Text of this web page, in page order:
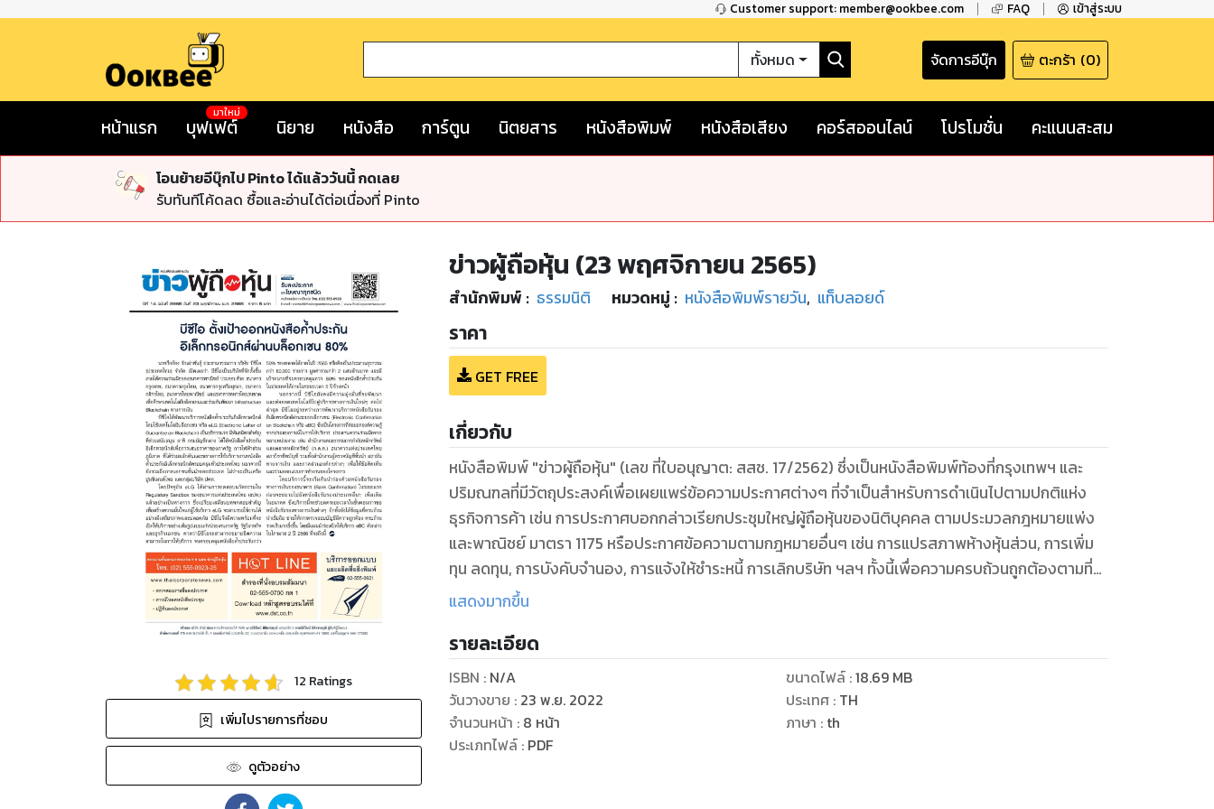
Customer support: member@ookbee.com FAQ เข้าสู่ระบบ
ทั้งหมด จัดการอีบุ๊ก ตะกร้า (0)
หน้าแรก บุฟเฟต์
มาใหม่
นิยาย หนังสือ การ์ตูน นิตยสาร หนังสือพิมพ์ หนังสือเสียง คอร์สออนไลน์ โปรโมชั่น คะแนนสะสม
โอนย้ายอีบุ๊กไป Pinto ได้แล้ววันนี้ กดเลย
รับทันทีโค้ดลด ซื้อและอ่านได้ต่อเนื่องที่ Pinto
12 Ratings
เพิ่มไปรายการที่ชอบ
ดูตัวอย่าง
ข่าวผู้ถือหุ้น (23 พฤศจิกายน 2565)
สำนักพิมพ์ : ธรรมนิติ หมวดหมู่ : หนังสือพิมพ์รายวัน, แท็บลอยด์
ราคา
GET FREE
เกี่ยวกับ
หนังสือพิมพ์ "ข่าวผู้ถือหุ้น" (เลข ที่ใบอนุญาต: สสช. 17/2562) ซึ่งเป็นหนังสือพิมพ์ท้องที่กรุงเทพฯ และ
ปริมณฑลที่มีวัตถุประสงค์เพื่อเผยแพร่ข้อความประกาศต่างๆ ที่จำเป็นสำหรับการดำเนินไปตามปกติแห่ง
ธุรกิจการค้า เช่น การประกาศบอกกล่าวเรียกประชุมใหญ่ผู้ถือหุ้นของนิติบุคคล ตามประมวลกฎหมายแพ่ง
และพาณิชย์ มาตรา 1175 หรือประกาศข้อความตามกฎหมายอื่นๆ เช่น การแปรสภาพห้างหุ้นส่วน, การเพิ่ม
ทุน ลดทุน, การบังคับจำนอง, การแจ้งให้ชำระหนี้ การเลิกบริษัท ฯลฯ ทั้งนี้เพื่อความครบถ้วนถูกต้องตามที่
กฎหมายกำหนด ซึ่งหากฝ่าฝืนต้องระวางโทษปรับตามกฎหมาย ราคาเล่มละ 5 บาท อัพเดทใน ookbee ช่วง
แสดงมากขึ้น
รายละเอียด
ISBN : N/A
วันวางขาย : 23 พ.ย. 2022
จำนวนหน้า : 8 หน้า
ประเภทไฟล์: PDF
ขนาดไฟล์:18.69 MB
ประเทศ : TH
ภาษา : th